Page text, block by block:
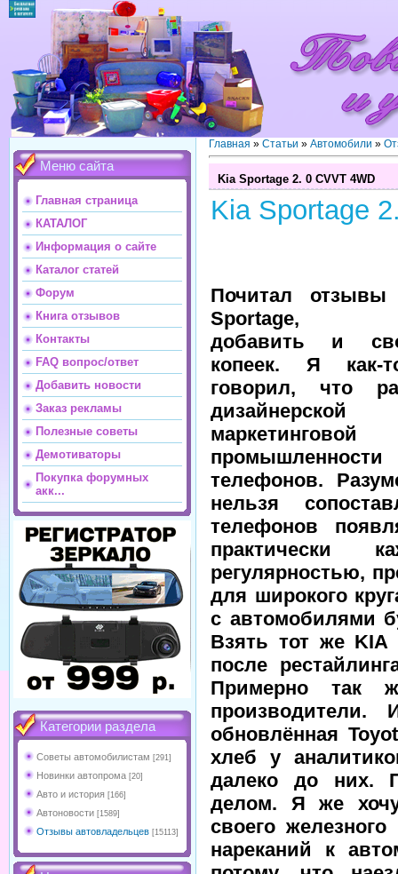
Меню сайта
Главная страница
КАТАЛОГ
Информация о сайте
Каталог статей
Форум
Книга отзывов
Контакты
FAQ вопрос/ответ
Добавить новости
Заказ рекламы
Полезные советы
Демотиваторы
Покупка форумных
акк...
Категории раздела
Советы автомобилистам [291]
Новинки автопрома [20]
Авто и история [166]
Автоновости [1589]
Отзывы автовладельцев [15113]
Главная » Статьи » Автомобили »
Kia Sportage 2. 0 CVVT 4WD
Kia Sportage
Почитал
Sportage,
добавить и
копеек. Я как-
говорил, что
телефонов.
нельзя
телефонов
практически
регулярностью,
для широкого
с автомобилями
Взять тот же KIA
после
Примерно так
обновлённая
хлеб у
далеко до них.
делом. Я же
своего
нареканий к